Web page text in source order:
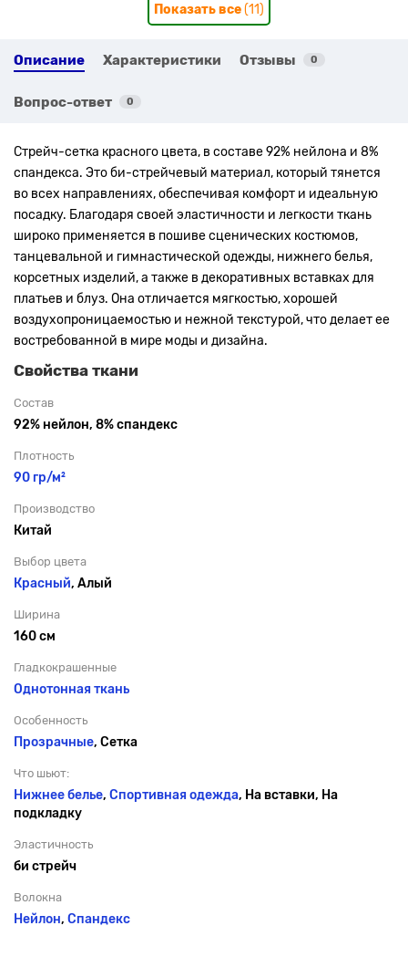
Показать все(11)
Описание Характеристики Отзывы 0
Вопрос-ответ 0
Стрейч-сетка красного цвета, в составе 92% нейлона и 8%
спандекса. Это би-стрейчевый материал, который тянется
во всех направлениях, обеспечивая комфорт и идеальную
посадку. Благодаря своей эластичности и легкости ткань
широко применяется в пошиве сценических костюмов,
танцевальной и гимнастической одежды, нижнего белья,
корсетных изделий, а также в декоративных вставках для
платьев и блуз. Она отличается мягкостью, хорошей
воздухопроницаемостью и нежной текстурой, что делает ее
востребованной в мире моды и дизайна.
Свойства ткани
Состав
92% нейлон, 8% спандекс
Плотность
90 гр/м²
Производство
Китай
Выбор цвета
Красный, Алый
Ширина
160 см
Гладкокрашенные
Однотонная ткань
Особенность
Прозрачные, Сетка
Что шьют:
Нижнее белье, Спортивная одежда, На вставки, На
подкладку
Эластичность
би стрейч
Волокна
Нейлон, Спандекс